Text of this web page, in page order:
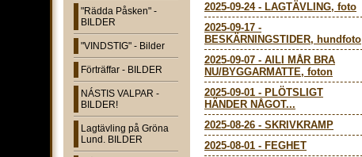
"Rädda Påsken" -
BILDER
"VINDSTIG" - Bilder
Förträffar - BILDER
NÁSTIS VALPAR -
BILDER!
Lagtävling på Gröna
Lund. BILDER
2025-09-24- LAGTÄVLING, foto
2025-09-17 -
BESKÄRNINGSTIDER, hundfoto
2025-09-07 - AILI MÅR BRA
NU/BYGGARMATTE, foton
2025-09-01 - PLÖTSLIGT
HÄNDER NÅGOT...
2025-08-26 - SKRIVKRAMP
2025-08-01 - FEGHET